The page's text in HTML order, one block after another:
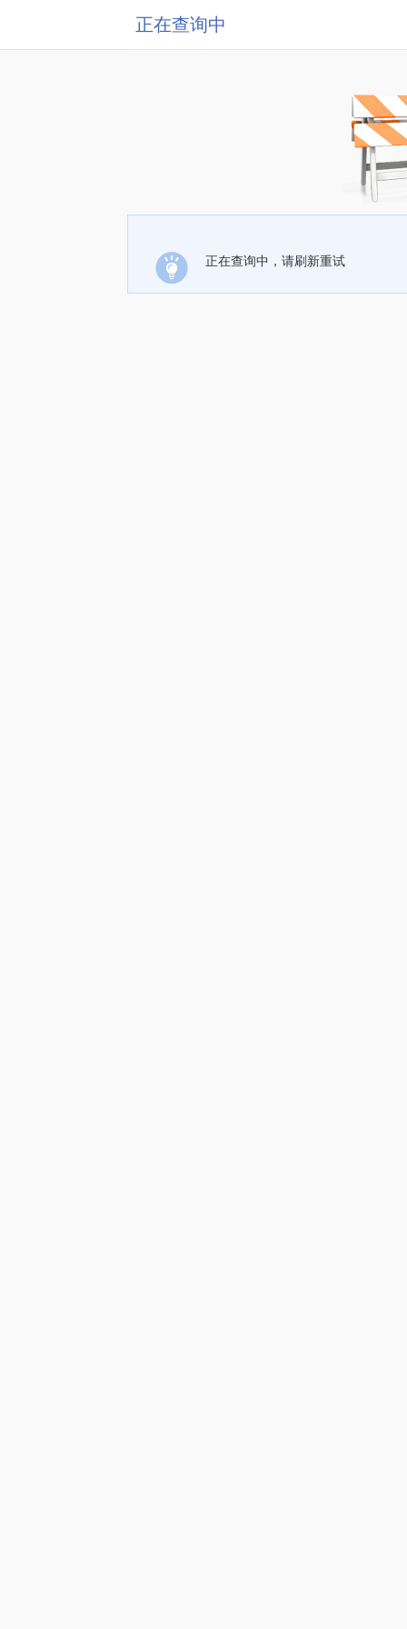
正在查询中
正在查询中，请刷新重试